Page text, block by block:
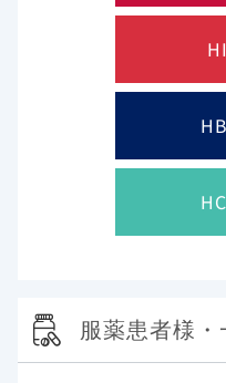
服薬患者様・